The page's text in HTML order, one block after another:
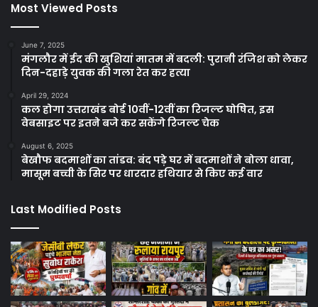
Most Viewed Posts
June 7, 2025
मंगलौर में ईद की खुशियां मातम में बदली: पुरानी रंजिश को लेकर
दिन-दहाड़े युवक की गला रेत कर हत्या
April 29, 2024
कल होगा उत्तराखंड बोर्ड 10वीं-12वीं का रिजल्ट घोषित, इस
वेबसाइट पर इतने बजे कर सकेंगे रिजल्ट चेक
August 6, 2025
बेखौफ बदमाशों का तांडव: बंद पड़े घर में बदमाशों ने बोला धावा,
मासूम बच्ची के सिर पर धारदार हथियार से किए कई वार
Last Modified Posts